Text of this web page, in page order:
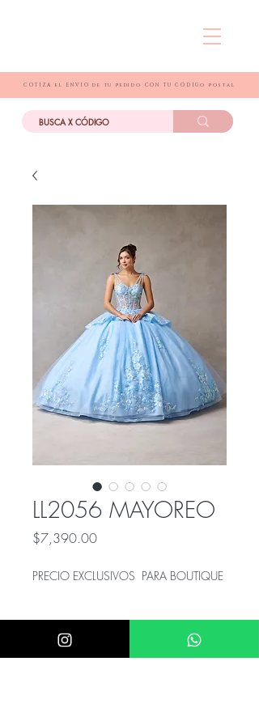
COTIZA el ENVIO de tu pedido CON TU CÓDIGo postal
LL2056 MAYOREO
$7,390.00Precio
PRECIO EXCLUSIVOS PARA BOUTIQUE